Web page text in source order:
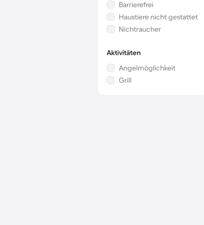
Barrierefrei
Haustiere nicht gestattet
Nichtraucher
Aktivitäten
Angelmöglichkeit
Grill